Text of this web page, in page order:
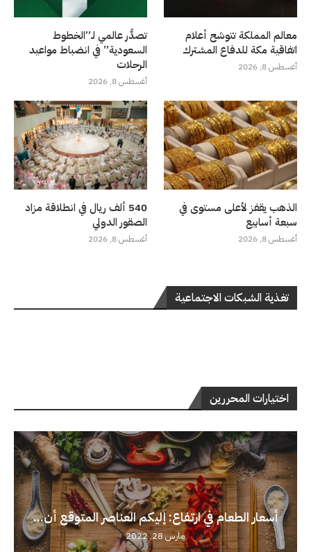
معالم المملكة تتوشح أعلام
اتفاقية مكة للدفاع المشترك
أغسطس 8, 2026
تصدُّر عالمي لـ”الخطوط
السعودية” في انضباط مواعيد
الرحلات
أغسطس 8, 2026
الذهب يقفز لأعلى مستوى في
سبعة أسابيع
أغسطس 8, 2026
540 ألف ريال في انطلاقة مزاد
الصقور الدولي
أغسطس 8, 2026
تغذية الشبكات الاجتماعية
اختيارات المحررين
أسعار الطعام في ارتفاع: إليكم العناصر المتوقع أن...
مارس 28, 2022